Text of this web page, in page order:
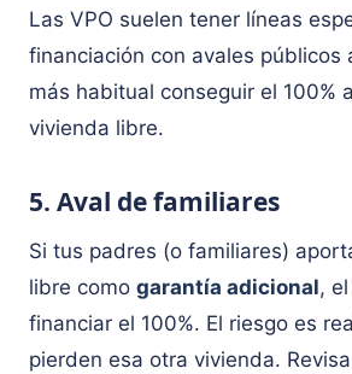
Las VPO suelen tener líneas
financiación con avales públicos
más habitual conseguir el 100%
vivienda libre.
5. Aval de familiares
Si tus padres (o familiares)
libre como garantía adicional,
financiar el 100%. El riesgo es
pierden esa otra vivienda.